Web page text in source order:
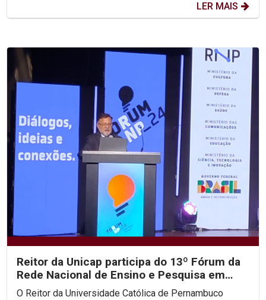
LER MAIS
Reitor da Unicap participa do 13º Fórum da
Rede Nacional de Ensino e Pesquisa em
Brasília
O Reitor da Universidade Católica de Pernambuco